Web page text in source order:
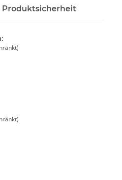
Produktsicherheit